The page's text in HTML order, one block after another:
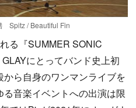
Spitz / Beautiful Fin
る『SUMMER SONIC
にとってバンド史上初
ら自身のワンマンライブを
音楽イベントへの出演は限